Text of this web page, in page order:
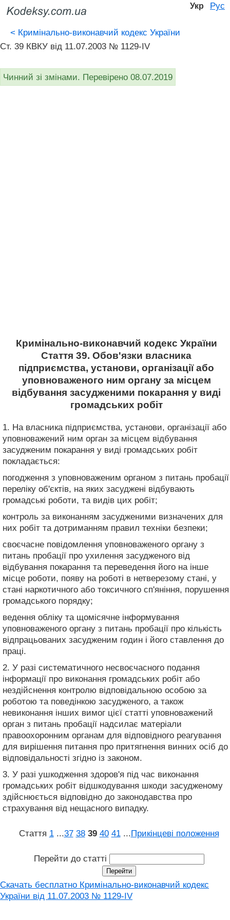
Укр Рус
< Кримінально-виконавчий кодекс України
Ст. 39 КВКУ від 11.07.2003 № 1129-IV
Чинний зі змінами. Перевірено 08.07.2019
Кримінально-виконавчий кодекс України
Стаття 39. Обов'язки власника
підприємства, установи, організації або
уповноваженого ним органу за місцем
відбування засудженими покарання у виді
громадських робіт
1. На власника підприємства, установи, організації або
уповноважений ним орган за місцем відбування
засудженим покарання у виді громадських робіт
покладається:
погодження з уповноваженим органом з питань пробації
переліку об'єктів, на яких засуджені відбувають
громадські роботи, та видів цих робіт;
контроль за виконанням засудженими визначених для
них робіт та дотриманням правил техніки безпеки;
своєчасне повідомлення уповноваженого органу з
питань пробації про ухилення засудженого від
відбування покарання та переведення його на інше
місце роботи, появу на роботі в нетверезому стані, у
стані наркотичного або токсичного сп'яніння, порушення
громадського порядку;
ведення обліку та щомісячне інформування
уповноваженого органу з питань пробації про кількість
відпрацьованих засудженим годин і його ставлення до
праці.
2. У разі систематичного несвоєчасного подання
інформації про виконання громадських робіт або
нездійснення контролю відповідальною особою за
роботою та поведінкою засудженого, а також
невиконання інших вимог цієї статті уповноважений
орган з питань пробації надсилає матеріали
правоохоронним органам для відповідного реагування
для вирішення питання про притягнення винних осіб до
відповідальності згідно із законом.
3. У разі ушкодження здоров'я під час виконання
громадських робіт відшкодування шкоди засудженому
здійснюється відповідно до законодавства про
страхування від нещасного випадку.
Стаття 1 ...37 38 39 40 41 ...Прикінцеві положення
Перейти до статті
Скачать бесплатно Кримінально-виконавчий кодекс
України від 11.07.2003 № 1129-IV